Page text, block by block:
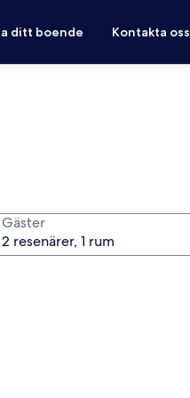
ditt boende Kontakta oss
Gäster